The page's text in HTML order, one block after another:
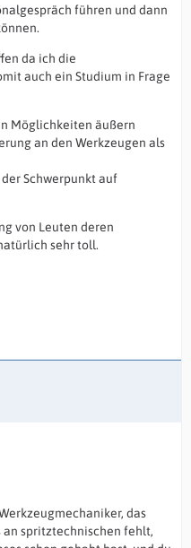
führen und dann
da ich die
auch ein Studium in Frage
Möglichkeiten äußern
an den Werkzeugen als
Schwerpunkt auf
von Leuten deren
sehr toll.
das
spritztechnischen fehlt,